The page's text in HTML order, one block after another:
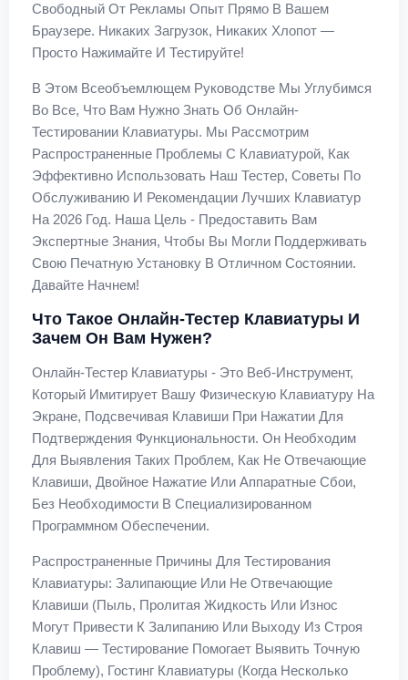
Свободный От Рекламы Опыт Прямо В Вашем
Браузере. Никаких Загрузок, Никаких Хлопот —
Просто Нажимайте И Тестируйте!
В Этом Всеобъемлющем Руководстве Мы Углубимся
Во Все, Что Вам Нужно Знать Об Онлайн-
Тестировании Клавиатуры. Мы Рассмотрим
Распространенные Проблемы С Клавиатурой, Как
Эффективно Использовать Наш Тестер, Советы По
Обслуживанию И Рекомендации Лучших Клавиатур
На 2026 Год. Наша Цель - Предоставить Вам
Экспертные Знания, Чтобы Вы Могли Поддерживать
Свою Печатную Установку В Отличном Состоянии.
Давайте Начнем!
Что Такое Онлайн-Тестер Клавиатуры И
Зачем Он Вам Нужен?
Онлайн-Тестер Клавиатуры - Это Веб-Инструмент,
Который Имитирует Вашу Физическую Клавиатуру На
Экране, Подсвечивая Клавиши При Нажатии Для
Подтверждения Функциональности. Он Необходим
Для Выявления Таких Проблем, Как Не Отвечающие
Клавиши, Двойное Нажатие Или Аппаратные Сбои,
Без Необходимости В Специализированном
Программном Обеспечении.
Распространенные Причины Для Тестирования
Клавиатуры: Залипающие Или Не Отвечающие
Клавиши (пыль, Пролитая Жидкость Или Износ
Могут Привести К Залипанию Или Выходу Из Строя
Клавиш — Тестирование Помогает Выявить Точную
Проблему), Гостинг Клавиатуры (когда Несколько